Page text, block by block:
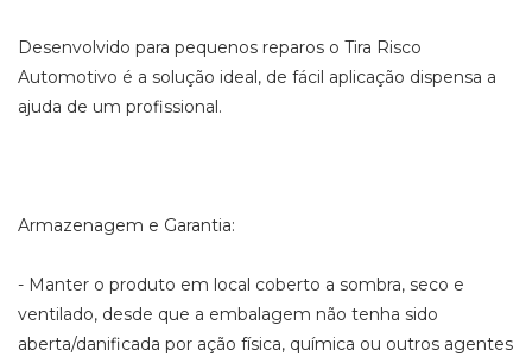
Desenvolvido para pequenos reparos o Tira Risco
Automotivo é a solução ideal, de fácil aplicação dispensa a
ajuda de um profissional.
Armazenagem e Garantia:
- Manter o produto em local coberto a sombra, seco e
ventilado, desde que a embalagem não tenha sido
aberta/danificada por ação física, química ou outros agentes